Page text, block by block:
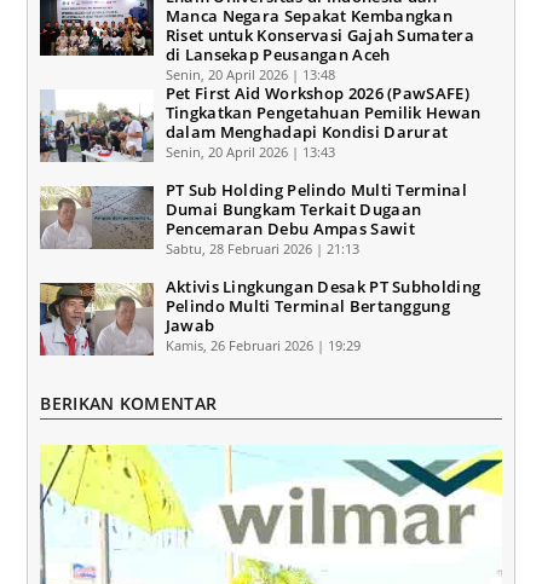
Manca Negara Sepakat Kembangkan
Riset untuk Konservasi Gajah Sumatera
di Lansekap Peusangan Aceh
Senin, 20 April 2026 | 13:48
Pet First Aid Workshop 2026 (PawSAFE)
Tingkatkan Pengetahuan Pemilik Hewan
dalam Menghadapi Kondisi Darurat
Senin, 20 April 2026 | 13:43
PT Sub Holding Pelindo Multi Terminal
Dumai Bungkam Terkait Dugaan
Pencemaran Debu Ampas Sawit
Sabtu, 28 Februari 2026 | 21:13
Aktivis Lingkungan Desak PT Subholding
Pelindo Multi Terminal Bertanggung
Jawab
Kamis, 26 Februari 2026 | 19:29
BERIKAN KOMENTAR